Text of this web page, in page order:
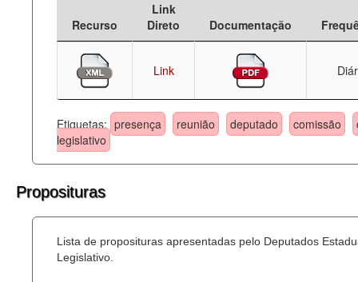
Recurso
Link
Direto
Documentação
Link
Etiquetas: presença reunião deputado comissão
legislativo
Proposituras
Lista de proposituras apresentadas pelo Deputados
Legislativo.